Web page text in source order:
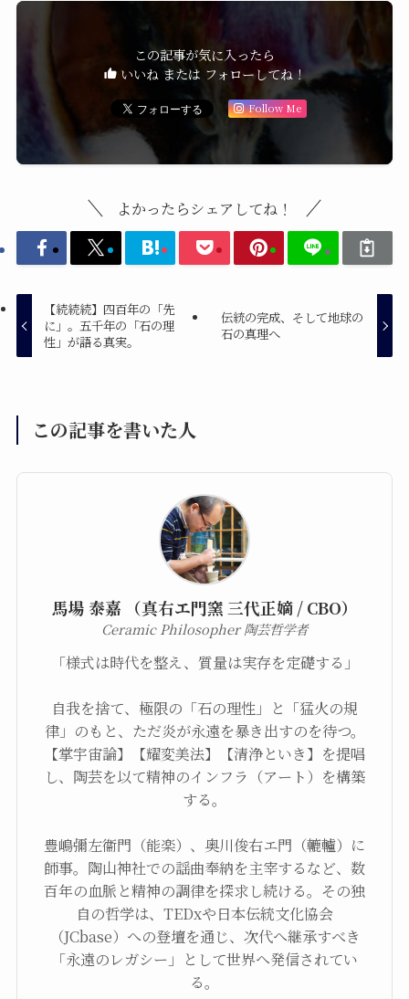
この記事が気に入ったら
いいね または フォローしてね！
Follow Me
よかったらシェアしてね！
【続続続】四百年の「先
に」。五千年の「石の理
性」が語る真実。
伝統の完成、そして地球の
石の真理へ
この記事を書いた人
馬場 泰嘉 （真右エ門窯 三代正嫡 / CBO）
Ceramic Philosopher 陶芸哲学者
「様式は時代を整え、質量は実存を定礎する」
自我を捨て、極限の「石の理性」と「猛火の規
律」のもと、ただ炎が永遠を暴き出すのを待つ。
【掌宇宙論】【耀変美法】【清浄といき】を提唱
し、陶芸を以て精神のインフラ（アート）を構築
する。
豊嶋彌左衞門（能楽）、奥川俊右エ門（轆轤）に
師事。陶山神社での謡曲奉納を主宰するなど、数
百年の血脈と精神の調律を探求し続ける。その独
自の哲学は、TEDxや日本伝統文化協会
（JCbase）への登壇を通じ、次代へ継承すべき
「永遠のレガシー」として世界へ発信されてい
る。